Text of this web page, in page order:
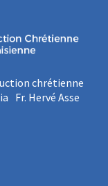
chrétienne
Fr. Hervé Asse